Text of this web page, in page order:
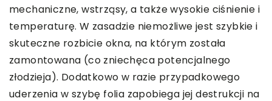
mechaniczne, wstrząsy, a także wysokie ciśnienie i
temperaturę. W zasadzie niemożliwe jest szybkie i
skuteczne rozbicie okna, na którym została
zamontowana (co zniechęca potencjalnego
złodzieja). Dodatkowo w razie przypadkowego
uderzenia w szybę folia zapobiega jej destrukcji na